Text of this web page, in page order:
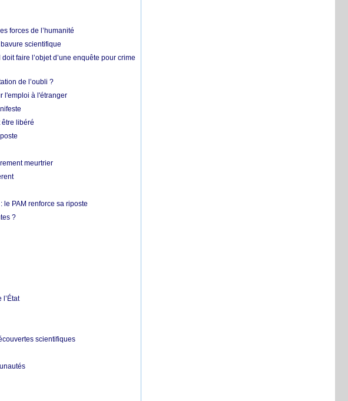
forces de l’humanité
scientifique
faire l’objet d’une enquête pour crime
de l’oubli ?
l'emploi à l'étranger
libéré
meurtrier
PAM renforce sa riposte
?
scientifiques